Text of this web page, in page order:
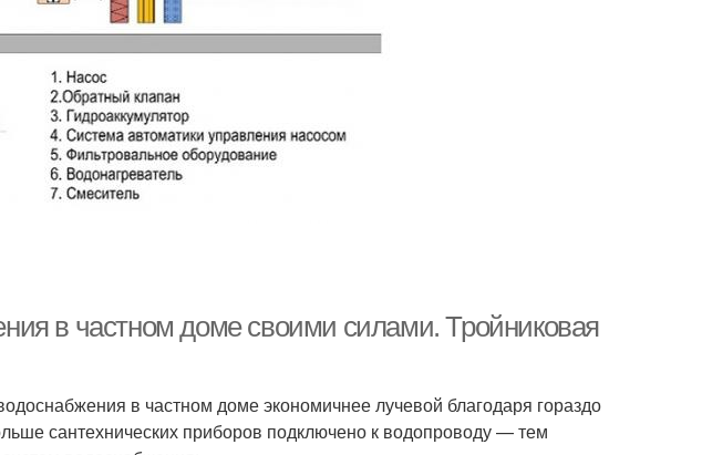
в частном доме своими силами. Тройниковая
в частном доме экономичнее лучевой благодаря гораздо
сантехнических приборов подключено к водопроводу — тем